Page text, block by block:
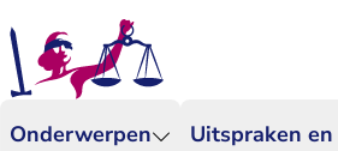
Onderwerpen Uitspraken